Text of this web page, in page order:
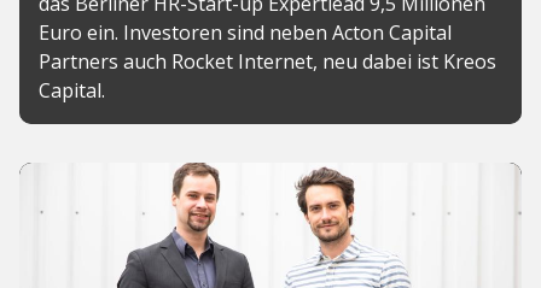
Euro ein. Investoren sind neben Acton Capital
Partners auch Rocket Internet, neu dabei ist Kreos
Capital.